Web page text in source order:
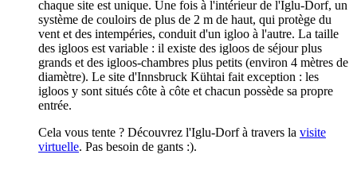
chaque site est unique. Une fois à l'intérieur de l'Iglu-Dorf, un
système de couloirs de plus de 2 m de haut, qui protège du
vent et des intempéries, conduit d'un igloo à l'autre. La taille
des igloos est variable : il existe des igloos de séjour plus
grands et des igloos-chambres plus petits (environ 4 mètres de
diamètre). Le site d'Innsbruck Kühtai fait exception : les
igloos y sont situés côte à côte et chacun possède sa propre
entrée.
Cela vous tente ? Découvrez l'Iglu-Dorf à travers la visite
virtuelle. Pas besoin de gants :).